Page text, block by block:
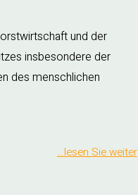
und der
insbesondere der
des menschlichen
…lesen Sie weiter